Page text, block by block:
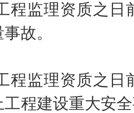
监理资质之日
故。
监理资质之日
程建设重大安